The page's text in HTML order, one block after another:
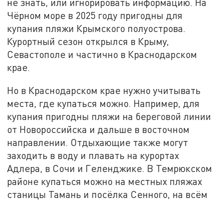
не знать, или игнорировать информацию. На
Чёрном море в 2025 году пригодны для
купания пляжи Крымского полуострова.
Курортный сезон открылся в Крыму,
Севастополе и частично в Краснодарском
крае.
Но в Краснодарском крае нужно учитывать
места, где купаться можно. Например, для
купания пригодны пляжи на береговой линии
от Новороссийска и дальше в восточном
направлении. Отдыхающие также могут
заходить в воду и плавать на курортах
Адлера, в Сочи и Геленджике. В Темрюкском
районе купаться можно на местных пляжах
станицы Тамань и посёлка Сенного, на всём